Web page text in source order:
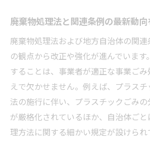
廃棄物処理法と関連条例の最新動向
廃棄物処理法および地方自治体の関
の観点から改正や強化が進んでいま
することは、事業者が適正な事業ご
えで欠かせません。例えば、プラス
法の施行に伴い、プラスチックごみ
が厳格化されているほか、自治体ご
理方法に関する細かい規定が設けられ